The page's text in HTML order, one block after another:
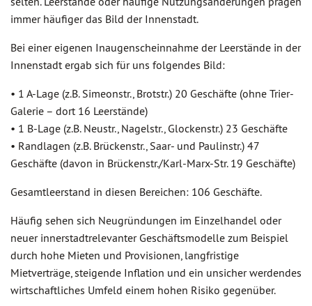
immer häufiger das Bild der Innenstadt.
Bei einer eigenen Inaugenscheinnahme der Leerstände in der
Innenstadt ergab sich für uns folgendes Bild:
• 1 A-Lage (z.B. Simeonstr., Brotstr.) 20 Geschäfte (ohne Trier-
Galerie – dort 16 Leerstände)
• 1 B-Lage (z.B. Neustr., Nagelstr., Glockenstr.) 23 Geschäfte
• Randlagen (z.B. Brückenstr., Saar- und Paulinstr.) 47
Geschäfte (davon in Brückenstr./Karl-Marx-Str. 19 Geschäfte)
Gesamtleerstand in diesen Bereichen: 106 Geschäfte.
Häufig sehen sich Neugründungen im Einzelhandel oder
neuer innerstadtrelevanter Geschäftsmodelle zum Beispiel
durch hohe Mieten und Provisionen, langfristige
Mietverträge, steigende Inflation und ein unsicher werdendes
wirtschaftliches Umfeld einem hohen Risiko gegenüber.